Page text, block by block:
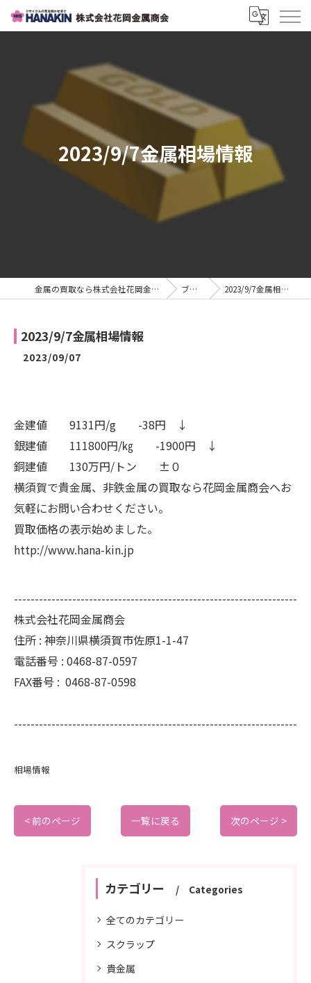
2023/9/7金属相場情報
金属の買取なら株式会社花岡金属商会 ブログ 2023/9/7金属相場情報
2023/9/7金属相場情報
2023/09/07
金建値 9131円/g -38円 ↓
銀建値 111800円/㎏ -1900円 ↓
銅建値 130万円/トン ±０
横須賀で貴金属、非鉄金属の買取なら花岡金属商会へお
気軽にお問い合わせください。
買取価格の表示始めました。
http://www.hana-kin.jp
--------------------------------------------------------------------
株式会社花岡金属商会
住所 : 神奈川県横須賀市佐原1-1-47
電話番号 : 0468-87-0597
FAX番号 : 0468-87-0598
--------------------------------------------------------------------
相場情報
< 前のページ 一覧に戻る 次のページ >
カテゴリー Categories
全てのカテゴリー
スクラップ
貴金属